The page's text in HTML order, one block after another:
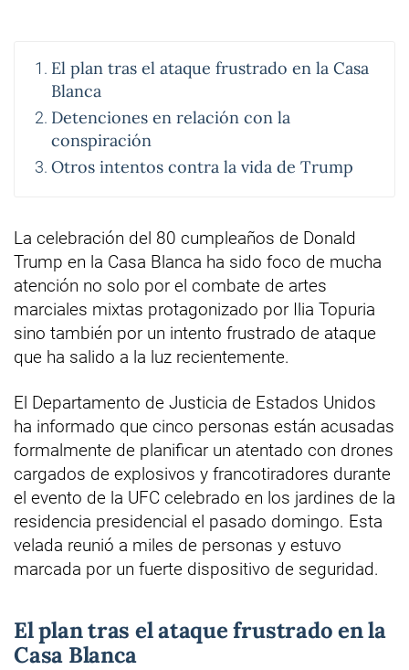
El plan tras el ataque frustrado en la Casa
Blanca
Detenciones en relación con la
conspiración
Otros intentos contra la vida de Trump
La celebración del 80 cumpleaños de Donald
Trump en la Casa Blanca ha sido foco de mucha
atención no solo por el combate de artes
marciales mixtas protagonizado por Ilia Topuria
sino también por un intento frustrado de ataque
que ha salido a la luz recientemente.
El Departamento de Justicia de Estados Unidos
ha informado que cinco personas están acusadas
formalmente de planificar un atentado con drones
cargados de explosivos y francotiradores durante
el evento de la UFC celebrado en los jardines de la
residencia presidencial el pasado domingo. Esta
velada reunió a miles de personas y estuvo
marcada por un fuerte dispositivo de seguridad.
El plan tras el ataque frustrado en la
Casa Blanca